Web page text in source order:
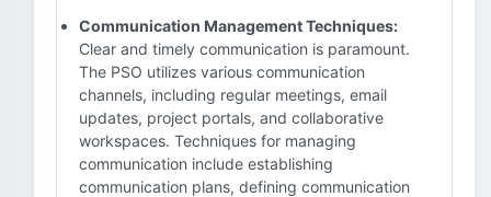
Communication Management Techniques:
Clear and timely communication is paramount.
The PSO utilizes various communication
channels, including regular meetings, email
updates, project portals, and collaborative
workspaces. Techniques for managing
communication include establishing
communication plans, defining communication